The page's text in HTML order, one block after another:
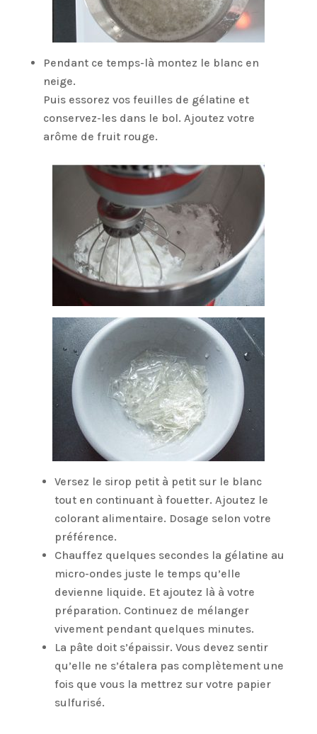
Pendant ce temps-là montez le blanc en
neige.
Puis essorez vos feuilles de gélatine et
conservez-les dans le bol. Ajoutez votre
arôme de fruit rouge.
Versez le sirop petit à petit sur le blanc
tout en continuant à fouetter. Ajoutez le
colorant alimentaire. Dosage selon votre
préférence.
Chauffez quelques secondes la gélatine au
micro-ondes juste le temps qu’elle
devienne liquide. Et ajoutez là à votre
préparation. Continuez de mélanger
vivement pendant quelques minutes.
La pâte doit s’épaissir. Vous devez sentir
qu’elle ne s’étalera pas complètement une
fois que vous la mettrez sur votre papier
sulfurisé.